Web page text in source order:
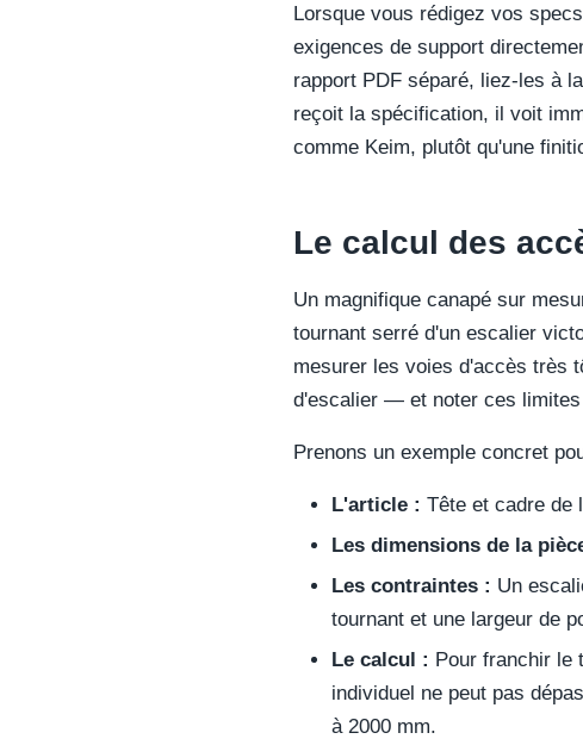
Lorsque vous rédigez vos
exigences de support
rapport PDF séparé, liez-les à
reçoit la spécification, il voit
comme Keim, plutôt qu'une
Le calcul des
Un magnifique canapé sur
tournant serré d'un escalier
mesurer les voies d'accès très
d'escalier — et noter ces limites
Prenons un exemple concret
L'article : Tête et cadre de
Les dimensions de la
Les contraintes : Un
tournant et une largeur de
Le calcul : Pour franchir le
individuel ne peut pas
à 2000 mm.